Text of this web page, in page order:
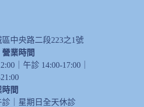
中央路二段223之1號
業時間
｜午診 14:00-17:00｜
間
診｜星期日全天休診